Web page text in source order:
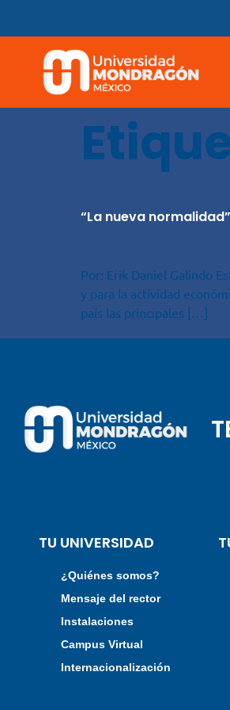
“La nueva
Por: Erik Daniel Galindo
y para la actividad
país las principales […]
TU UNIVERSIDAD
¿Quiénes somos?
Mensaje del rector
Instalaciones
Campus Virtual
Internacionalización